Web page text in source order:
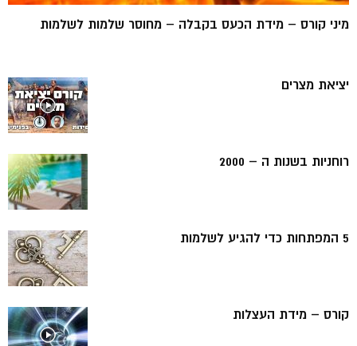
מיני קורס – מידת הכעס בקבלה – מחוסר שלמות לשלמות
יציאת מצרים
רוחניות בשנות ה – 2000
5 המפתחות כדי להגיע לשלמות
קורס – מידת העצלות